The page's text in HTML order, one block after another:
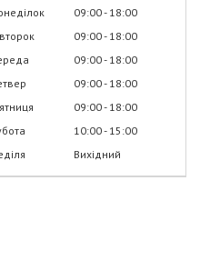
09:00 18:00
09:00 18:00
09:00 18:00
09:00 18:00
09:00 18:00
10:00 15:00
Вихідний